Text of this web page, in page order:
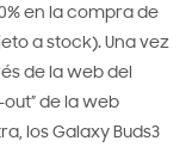
en la compra de
a stock). Una vez
de la web del
de la web
los Galaxy Buds3